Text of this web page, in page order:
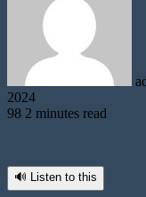
2024
98 2 minutes read
🔊 Listen to this